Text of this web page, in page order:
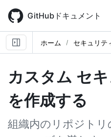
main
content
GitHubドキュメント
ホーム セキュリテ
カスタム セ
を作成する
組織内のリポジト